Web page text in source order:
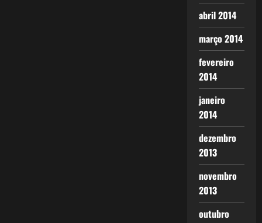
abril 2014
março 2014
fevereiro
2014
janeiro
2014
dezembro
2013
novembro
2013
outubro